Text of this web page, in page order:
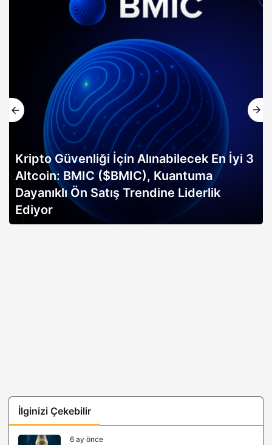
Kripto Güvenliği İçin Alınabilecek En İyi 3
Altcoin: BMIC ($BMIC), Kuantuma
Dayanıklı Ön Satış Trendine Liderlik
Ediyor
İlginizi Çekebilir
6 ay önce